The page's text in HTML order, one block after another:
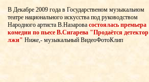
В Декабре 2009 года в Государственом музыкальном
театре национального искусства под руководством
Народного артиста В.Назарова состоялась премьера
комедии по пьесе В.Сигарева "Продаётся детектор
лжи" Ниже,- музыкальный ВидеоФотоКлип